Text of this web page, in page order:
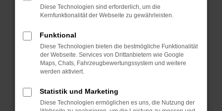
Prüfe deine Browsererweiterungen.
Manche Erweiterungen, wie Werbeblocker,
verhindern. Funktioniert die Seite in einem
anderen Browser oder in einem privaten
Fenster?
Starte dein Gerät neu.
Probleme zu beheben.
Diese Technologien sind erforderlich, um die
Kernfunktionalität der Webseite zu gewährleisten.
Funktional
Diese Technologien bieten die bestmögliche Funktionalität
der Webseite. Services von Drittanbietern wie Google
Maps, Chats, Fahrzeugbewertungssystem und weitere
werden aktiviert.
Statistik und Marketing
Diese Technologien ermöglichen es uns, die Nutzung der